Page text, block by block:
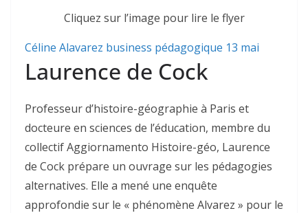
Cliquez sur l’image pour lire le flyer
Céline Alavarez business pédagogique 13 mai
Laurence de Cock
Professeur d’histoire-géographie à Paris et
docteure en sciences de l’éducation, membre du
collectif Aggiornamento Histoire-géo, Laurence
de Cock prépare un ouvrage sur les pédagogies
alternatives. Elle a mené une enquête
approfondie sur le « phénomène Alvarez » pour le